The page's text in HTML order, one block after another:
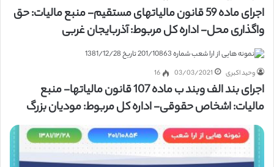
اجرای ماده 59 قانون مالیاتهای مستقیم- منبع مالیات: حق
واگذاری محل- اداره کل مربوط: آذربایجان غربی
وحید اکبری 03/03/2021
16
اجرای بند الف وبند ب ماده 107 قانون مالیاتها- منبع
مالیات: اشخاص حقوقی- اداره کل مربوط: مودیان بزرگ